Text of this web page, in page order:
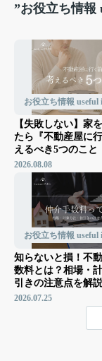
”お役立ち情報
お役立ち情報
【失敗しない】家
たら『不動産屋に
えるべき5つのこと
2026.08.08
お役立ち情報 useful
知らないと損！不
数料とは？相場・
引きの注意点を解説
2026.07.25